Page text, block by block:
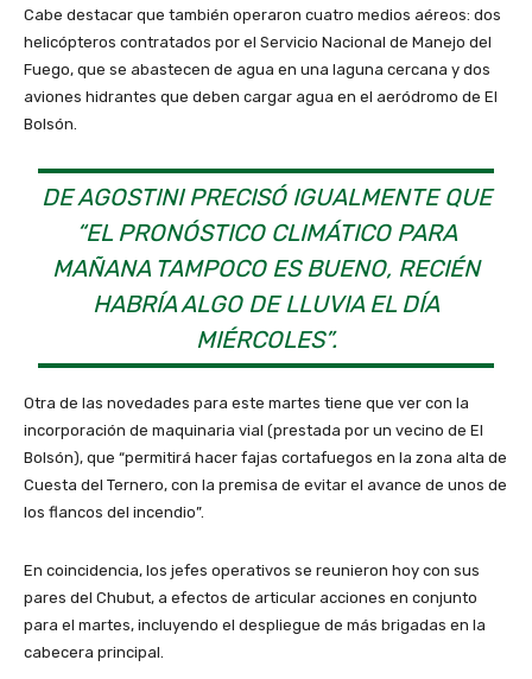
Cabe destacar que también operaron cuatro medios aéreos: dos
helicópteros contratados por el Servicio Nacional de Manejo del
Fuego, que se abastecen de agua en una laguna cercana y dos
aviones hidrantes que deben cargar agua en el aeródromo de El
Bolsón.
DE AGOSTINI PRECISÓ IGUALMENTE QUE
“EL PRONÓSTICO CLIMÁTICO PARA
MAÑANA TAMPOCO ES BUENO, RECIÉN
HABRÍA ALGO DE LLUVIA EL DÍA
MIÉRCOLES”.
Otra de las novedades para este martes tiene que ver con la
incorporación de maquinaria vial (prestada por un vecino de El
Bolsón), que “permitirá hacer fajas cortafuegos en la zona alta de
Cuesta del Ternero, con la premisa de evitar el avance de unos de
los flancos del incendio”.
En coincidencia, los jefes operativos se reunieron hoy con sus
pares del Chubut, a efectos de articular acciones en conjunto
para el martes, incluyendo el despliegue de más brigadas en la
cabecera principal.